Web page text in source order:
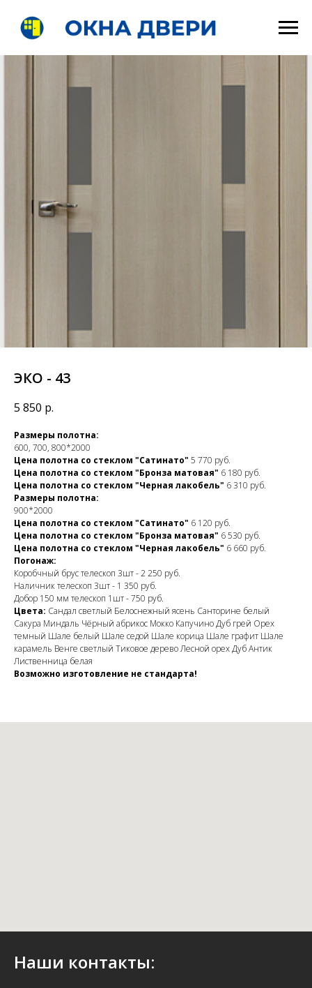
ЭКО - 43
5 850 р.
Размеры полотна:
600, 700, 800*2000
Цена полотна со стеклом "Сатинато" 5 770 руб.
Цена полотна со стеклом "Бронза матовая" 6 180 руб.
Цена полотна со стеклом "Черная лакобель" 6 310 руб.
Размеры полотна:
900*2000
Цена полотна со стеклом "Сатинато" 6 120 руб.
Цена полотна со стеклом "Бронза матовая" 6 530 руб.
Цена полотна со стеклом "Черная лакобель" 6 660 руб.
Погонаж:
Коробчный брус телескоп 3шт - 2 250 руб.
Наличник телескоп 3шт - 1 350 руб.
Добор 150 мм телескоп 1шт - 750 руб.
Цвета: Сандал светлый Белоснежный ясень Санторине белый
Сакура Миндаль Чёрный абрикос Мокко Капучино Дуб грей Орех
темный Шале белый Шале седой Шале корица Шале графит Шале
карамель Венге светлый Тиковое дерево Лесной орех Дуб Антик
Лиственница белая
Возможно изготовление не стандарта!
Наши контакты: